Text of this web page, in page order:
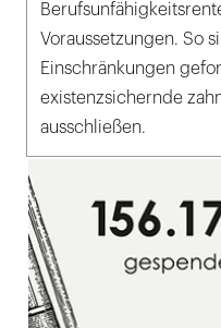
Voraussetzungen. So
Einschränkungen
existenzsichernde
ausschließen.